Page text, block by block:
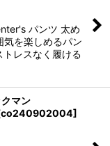
パンツ 太め
気を楽しめるパン
レスなく履ける
マン
co240902004]